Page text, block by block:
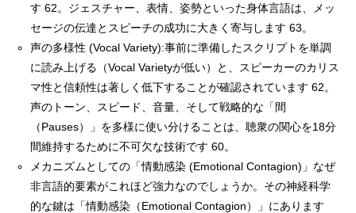
す 62。ジェスチャー、表情、姿勢といった身体言語は、メッ
セージの伝達とスピーチの成功に大きく寄与します 63。
声の多様性 (Vocal Variety):事前に準備したスクリプトを単調
に読み上げる（Vocal Varietyが低い）と、スピーカーのカリス
マ性と信頼性は著しく低下することが確認されています 62。
声のトーン、スピード、音量、そして戦略的な「間
（Pauses）」を多様に使い分けることは、聴衆の関心を18分
間維持するために不可欠な技術です 60。
メカニズムとしての「情動感染 (Emotional Contagion)」なぜ
非言語的要素がこれほど強力なのでしょうか。その神経科学
的な鍵は「情動感染（Emotional Contagion）」にあります